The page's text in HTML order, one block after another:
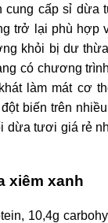
cấp sỉ dừa
trở lại phù hợp
khỏi bị dư
có chương
làm mát cơ
biến trên
dừa tươi giá rẻ
xiêm xanh
10,4g